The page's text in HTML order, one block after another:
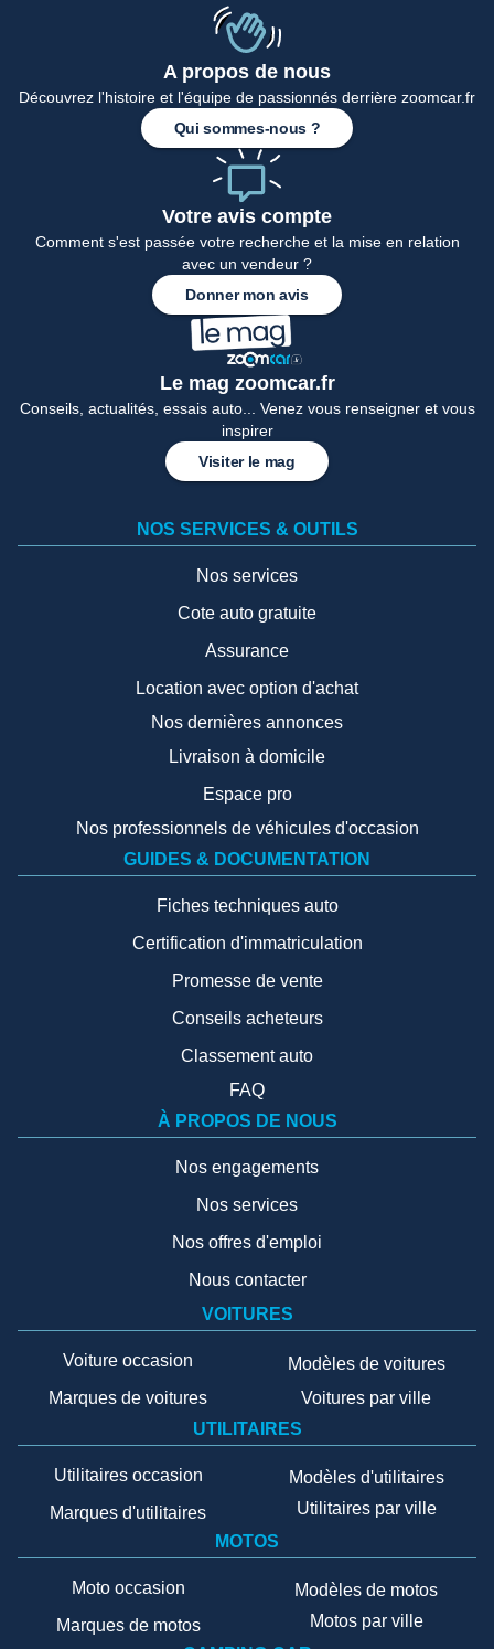
Accueil
A propos de nous
Découvrez l'histoire et l'équipe de passionnés derrière zoomcar.fr
Qui sommes-nous ?
Votre avis compte
Comment s'est passée votre recherche et la mise en relation
avec un vendeur ?
Donner mon avis
Le mag zoomcar.fr
Conseils, actualités, essais auto... Venez vous renseigner et vous
inspirer
Visiter le mag
NOS SERVICES & OUTILS
Nos services
Cote auto gratuite
Assurance
Location avec option d'achat
Nos dernières annonces
Livraison à domicile
Espace pro
Nos professionnels de véhicules d'occasion
GUIDES & DOCUMENTATION
Fiches techniques auto
Certification d'immatriculation
Promesse de vente
Conseils acheteurs
Classement auto
FAQ
À PROPOS DE NOUS
Nos engagements
Nos services
Nos offres d'emploi
Nous contacter
VOITURES
Voiture occasion
Marques de voitures
Modèles de voitures
Voitures par ville
UTILITAIRES
Utilitaires occasion
Marques d'utilitaires
Modèles d'utilitaires
Utilitaires par ville
MOTOS
Moto occasion
Marques de motos
Modèles de motos
Motos par ville